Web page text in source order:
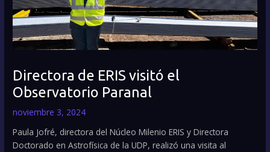
Directora de ERIS visitó el
Observatorio Paranal
noviembre 3, 2024
Paula Jofré, directora del Núcleo Milenio ERIS y Directora
Doctorado en Astrofísica de la UDP, realizó una visita al